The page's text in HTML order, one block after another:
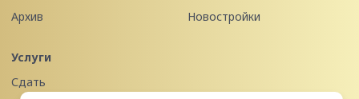
Архив
Новостройки
Услуги
Сдать